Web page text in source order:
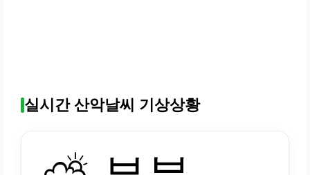
실시간 산악날씨 기상상황